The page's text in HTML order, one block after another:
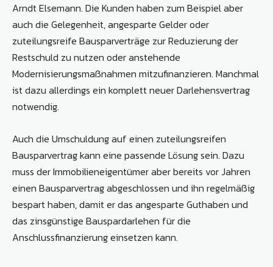
Arndt Elsemann. Die Kunden haben zum Beispiel aber
auch die Gelegenheit, angesparte Gelder oder
zuteilungsreife Bausparverträge zur Reduzierung der
Restschuld zu nutzen oder anstehende
Modernisierungsmaßnahmen mitzufinanzieren. Manchmal
ist dazu allerdings ein komplett neuer Darlehensvertrag
notwendig.
Auch die Umschuldung auf einen zuteilungsreifen
Bausparvertrag kann eine passende Lösung sein. Dazu
muss der Immobilieneigentümer aber bereits vor Jahren
einen Bausparvertrag abgeschlossen und ihn regelmäßig
bespart haben, damit er das angesparte Guthaben und
das zinsgünstige Bauspardarlehen für die
Anschlussfinanzierung einsetzen kann.